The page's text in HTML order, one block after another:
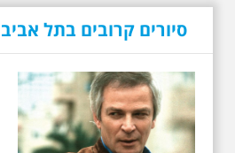
סיורים קרובים בתל
לרגל 13 שנה לפטירתו סיור באחדים
מתחנותיו של אריק איינשטיין
בתל-אביב. החל ממקום ילדותו, דרך
המקומות שהזכיר בשיריו. מקום
עליהם חלם והתגעגע. נתחיל מבית
הולדתו ברחוב גורדון. נשמע אחדים
משיריו של אריק איינשטיין ונסיים את
הסיור ליד קברו בבית הקברות
טרומפלדור. תוצרת הארץ